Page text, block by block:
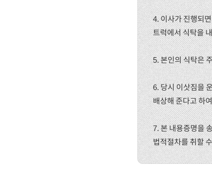
4. 이사가 진행되
트럭에서 식탁을
5. 본인의 식탁은
6. 당시 이삿짐을
배상해 준다고 하
7. 본 내용증명을
법적절차를 취할